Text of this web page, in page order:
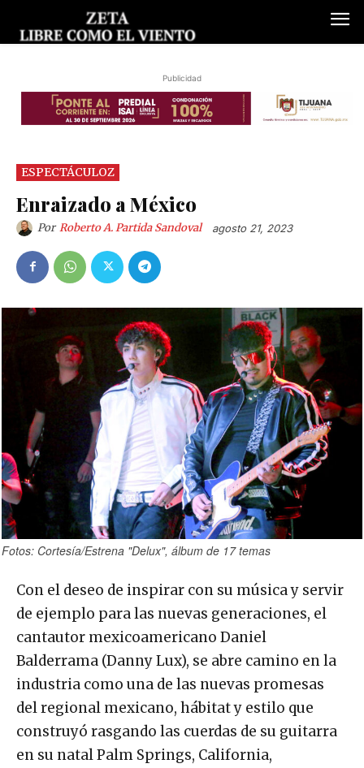
Publicidad
ESPECTÁCULOZ
Enraizado a México
Por Roberto A. Partida Sandoval agosto 21, 2023
Fotos: Cortesía/Estrena "Delux", álbum de 17 temas
Con el deseo de inspirar con su música y servir
de ejemplo para las nuevas generaciones, el
cantautor mexicoamericano Daniel
Balderrama (Danny Lux), se abre camino en la
industria como una de las nuevas promesas
del regional mexicano, hábitat y estilo que
construyó rasgando las cuerdas de su guitarra
en su natal Palm Springs, California,